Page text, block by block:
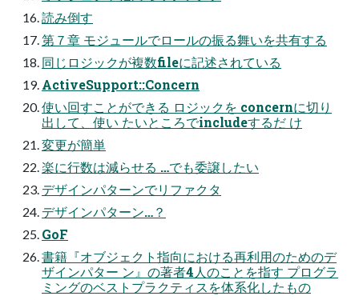
読み倒す
第７章 モジュールでロールの振る舞いを共有する
同じロジックが複数fileに記述されている
ActiveSupport::Concern
使い回すことができる ロジックを concernに切り
出して、使い たいところでincludeするだ け
変更が簡単
楽に行数は減らせる …でも委譲したい
デザインパターンでリファクタ
デザインパターン…？
GoF
書籍『オブジェクト指向における再利用のためのデ
ザインパター ン』の著者4人のことを指す プログラ
ミングのベストプラクティスを体系化したもの